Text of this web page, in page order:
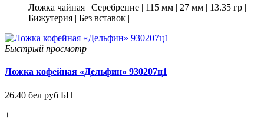
Ложка чайная | Серебрение | 115 мм | 27 мм | 13.35 гр |
Бижутерия | Без вставок |
Быстрый просмотр
Ложка кофейная «Дельфин» 930207ц1
26.40 бел руб БН
+